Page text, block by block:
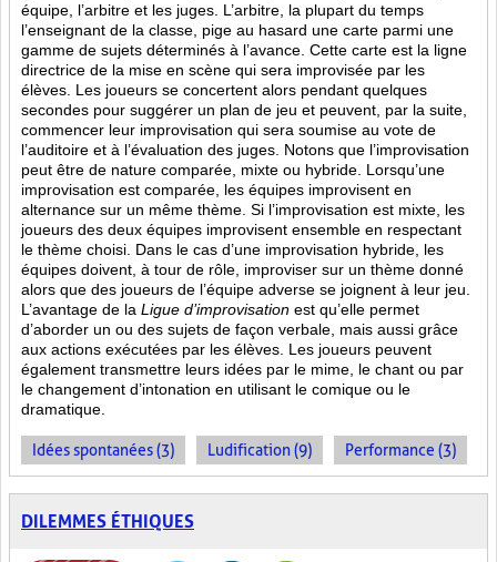
équipe, l’arbitre et les juges. L’arbitre, la plupart du temps
l’enseignant de la classe, pige au hasard une carte parmi une
gamme de sujets déterminés à l’avance. Cette carte est la ligne
directrice de la mise en scène qui sera improvisée par les
élèves. Les joueurs se concertent alors pendant quelques
secondes pour suggérer un plan de jeu et peuvent, par la suite,
commencer leur improvisation qui sera soumise au vote de
l’auditoire et à l’évaluation des juges. Notons que l’improvisation
peut être de nature comparée, mixte ou hybride. Lorsqu’une
improvisation est comparée, les équipes improvisent en
alternance sur un même thème. Si l’improvisation est mixte, les
joueurs des deux équipes improvisent ensemble en respectant
le thème choisi. Dans le cas d’une improvisation hybride, les
équipes doivent, à tour de rôle, improviser sur un thème donné
alors que des joueurs de l’équipe adverse se joignent à leur jeu.
L’avantage de la Ligue d’improvisation est qu’elle permet
d’aborder un ou des sujets de façon verbale, mais aussi grâce
aux actions exécutées par les élèves. Les joueurs peuvent
également transmettre leurs idées par le mime, le chant ou par
le changement d’intonation en utilisant le comique ou le
dramatique.
Idées spontanées (3) Ludification (9) Performance (3)
DILEMMES ÉTHIQUES